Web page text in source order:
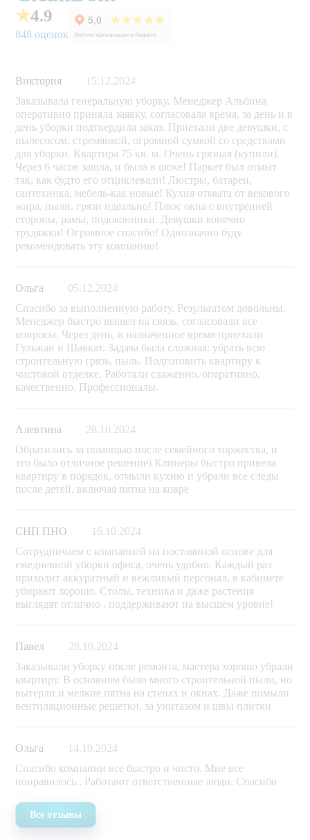
★4.9
848 оценок
Виктория
15.12.2024
Заказывала генеральную уборку. Менеджер Альбина
оперативно приняла заявку, согласовала время, за день и в
день уборки подтвердила заказ. Приехали две девушки, с
пылесосом, стремянкой, огромной сумкой со средствами
для уборки. Квартира 75 кв. м. Очень грязная (купили).
Через 6 часов зашла, и была в шоке! Паркет был отмыт
так, как будто его отциклевали! Люстры, батареи,
сантехника, мебель-как новые! Кухня отмыта от векового
жира, пыли, грязи идеально! Плюс окна с внутренней
стороны, рамы, подоконники. Девушки конечно
трудяжки! Огромное спасибо! Однозначно буду
рекомендовать эту компанию!
Ольга
05.12.2024
Спасибо за выполненную работу. Результатом довольны.
Менеджер быстро вышел на связь, согласовали все
вопросы. Через день, в назначенное время приехали
Гульжан и Шавкат. Задача была сложная: убрать всю
строительную грязь, пыль. Подготовить квартиру к
чистовой отделке. Работали слаженно, оперативно,
качественно. Профессионалы.
Алевтина
28.10.2024
Обратились за помощью после семейного торжества, и
это было отличное решение) Клинеры быстро привела
квартиру в порядок, отмыли кухню и убрали все следы
после детей, включая пятна на ковре
СНП ПНО
16.10.2024
Сотрудничаем с компанией на постоянной основе для
ежедневной уборки офиса, очень удобно. Каждый раз
приходит аккуратный и вежливый персонал, в кабинете
убирают хорошо. Столы, техника и даже растения
выглядят отлично , поддерживают на высшем уровне!
Павел
28.10.2024
Заказывали уборку после ремонта, мастера хорошо убрали
квартиру. В основном было много строительной пыли, но
вытерли и мелкие пятна на стенах и окнах. Даже помыли
вентиляционные решетки, за унитазом и швы плитки
Ольга
14.10.2024
Спасибо компании все быстро и чисто. Мне все
понравилось.. Работают ответственные люди. Спасибо
Все отзывы